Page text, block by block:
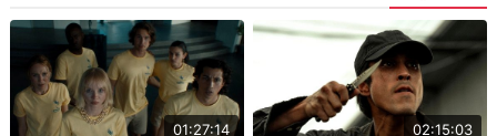
02:15:03
01:27:14